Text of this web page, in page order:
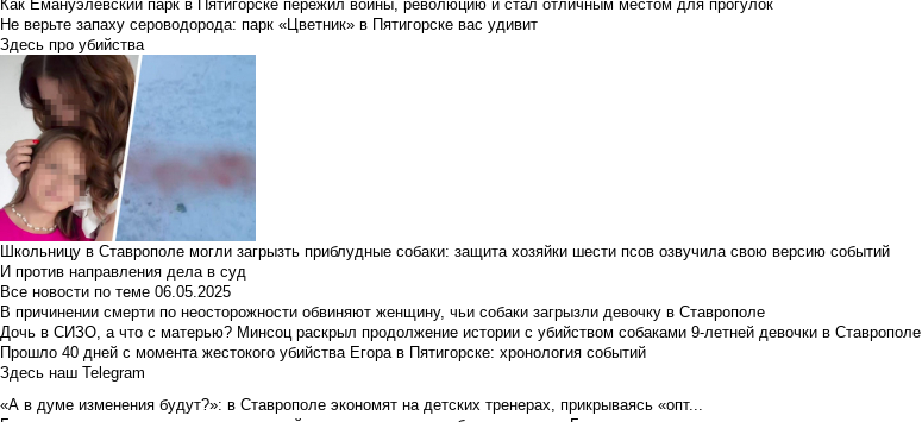
Как Емануэлевский парк в Пятигорске пережил войны, революцию и стал отличным местом для прогулок
Не верьте запаху сероводорода: парк «Цветник» в Пятигорске вас удивит
Здесь про убийства
Школьницу в Ставрополе могли загрызть приблудные собаки: защита хозяйки шести псов озвучила свою версию событий
И против направления дела в суд
Все новости по теме 06.05.2025
В причинении смерти по неосторожности обвиняют женщину, чьи собаки загрызли девочку в Ставрополе
Дочь в СИЗО, а что с матерью? Минсоц раскрыл продолжение истории с убийством собаками 9-летней девочки в Ставрополе
Прошло 40 дней с момента жестокого убийства Егора в Пятигорске: хронология событий
Здесь наш Telegram
«А в думе изменения будут?»: в Ставрополе экономят на детских тренерах, прикрываясь «опт...